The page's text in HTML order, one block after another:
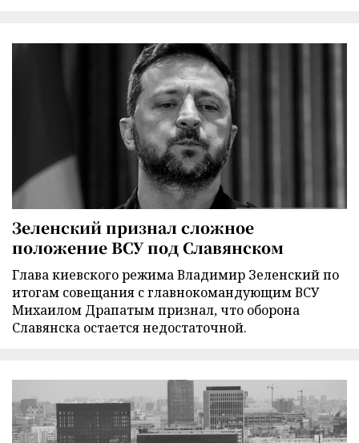
Зеленский признал сложное
положение ВСУ под Славянском
Глава киевского режима Владимир Зеленский по
итогам совещания с главнокомандующим ВСУ
Михаилом Драпатым признал, что оборона
Славянска остается недостаточной.